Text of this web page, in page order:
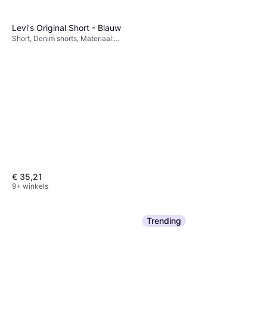
Levi's Original Short - Blauw
Short, Denim shorts, Materiaal:
€ 35,21
9+ winkels
Only Juicy High Waist Wide
Trending